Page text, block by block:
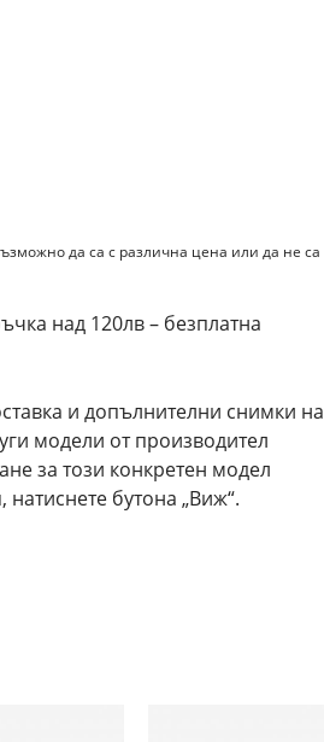
да са с различна цена или да не са
над 120лв – безплатна
и допълнителни снимки на
модели от производител
за този конкретен модел
бутона „Виж“.